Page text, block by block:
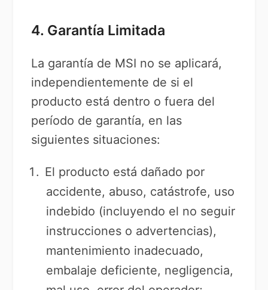
4. Garantía Limitada
La garantía de MSI no se aplicará,
independientemente de si el
producto está dentro o fuera del
período de garantía, en las
siguientes situaciones:
El producto está dañado por
accidente, abuso, catástrofe, uso
indebido (incluyendo el no seguir
instrucciones o advertencias),
mantenimiento inadecuado,
embalaje deficiente, negligencia,